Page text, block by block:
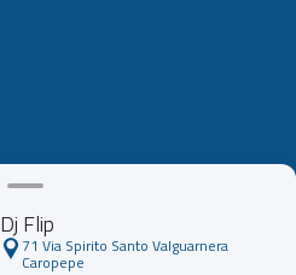
Dj Flip
71 Via Spirito Santo Valguarnera
Caropepe